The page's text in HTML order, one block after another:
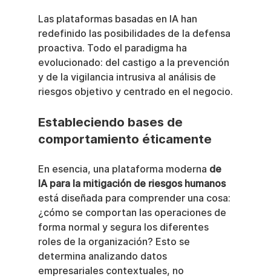
Las plataformas basadas en IA han
redefinido las posibilidades de la defensa
proactiva. Todo el paradigma ha
evolucionado: del castigo a la prevención
y de la vigilancia intrusiva al análisis de
riesgos objetivo y centrado en el negocio.
Estableciendo bases de
comportamiento éticamente
En esencia, una plataforma moderna de
IA para la mitigación de riesgos humanos
está diseñada para comprender una cosa:
¿cómo se comportan las operaciones de
forma normal y segura los diferentes
roles de la organización? Esto se
determina analizando datos
empresariales contextuales, no